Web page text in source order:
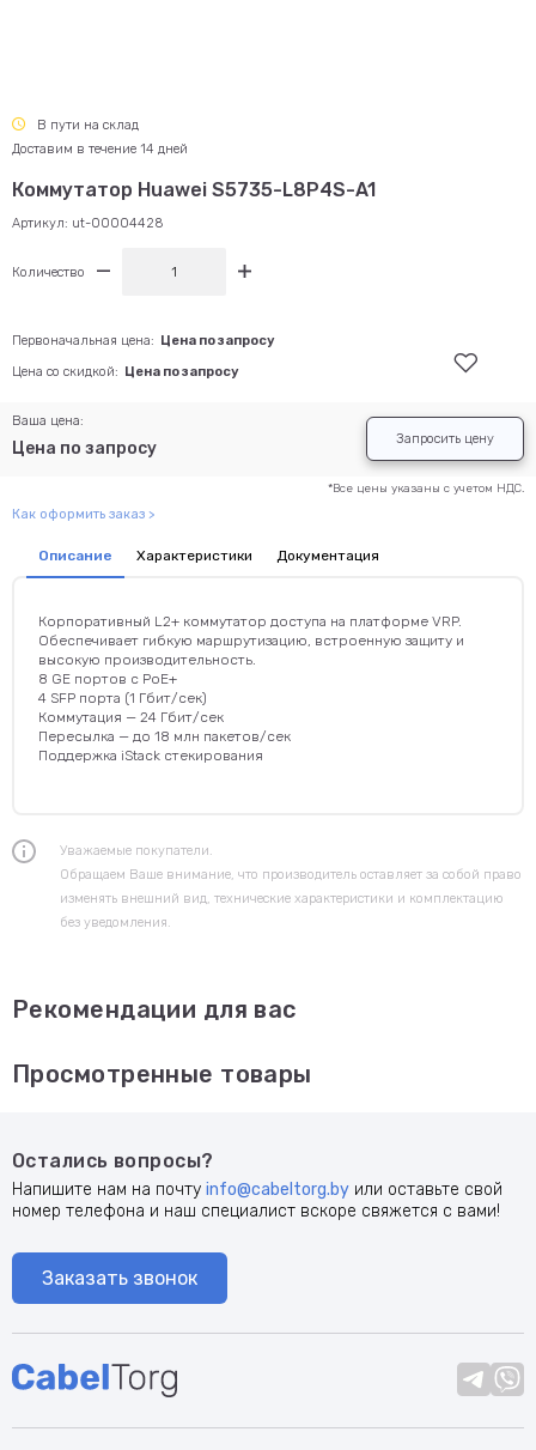
Коммутатор Huawei S5735-L8P4S-A1
Артикул: ut-00004428
В пути на склад
Доставим в течение 14 дней
Количество
Ваша цена:
Цена по запросу
Первоначальная цена: Цена по запросу
Цена со скидкой: Цена по запросу
*Все цены указаны с учетом НДС.
Запросить цену
Как оформить заказ >
Описание Характеристики Документация
Корпоративный L2+ коммутатор доступа на платформе VRP.
Обеспечивает гибкую маршрутизацию, встроенную защиту и
высокую производительность.
8 GE портов с PoE+
4 SFP порта (1 Гбит/сек)
Коммутация — 24 Гбит/сек
Пересылка — до 18 млн пакетов/сек
Поддержка iStack стекирования
Уважаемые покупатели.
Обращаем Ваше внимание, что производитель оставляет за собой право
изменять внешний вид, технические характеристики и комплектацию
без уведомления.
Рекомендации для вас
Просмотренные товары
Остались вопросы?
Напишите нам на почту info@cabeltorg.by или оставьте свой
номер телефона и наш специалист вскоре свяжется с вами!
Заказать звонок